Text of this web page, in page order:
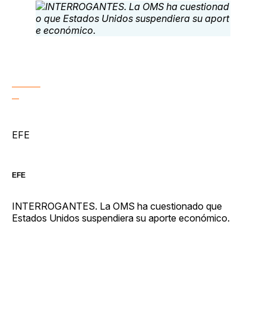
EFE
EFE
INTERROGANTES. La OMS ha cuestionado que
Estados Unidos suspendiera su aporte económico.